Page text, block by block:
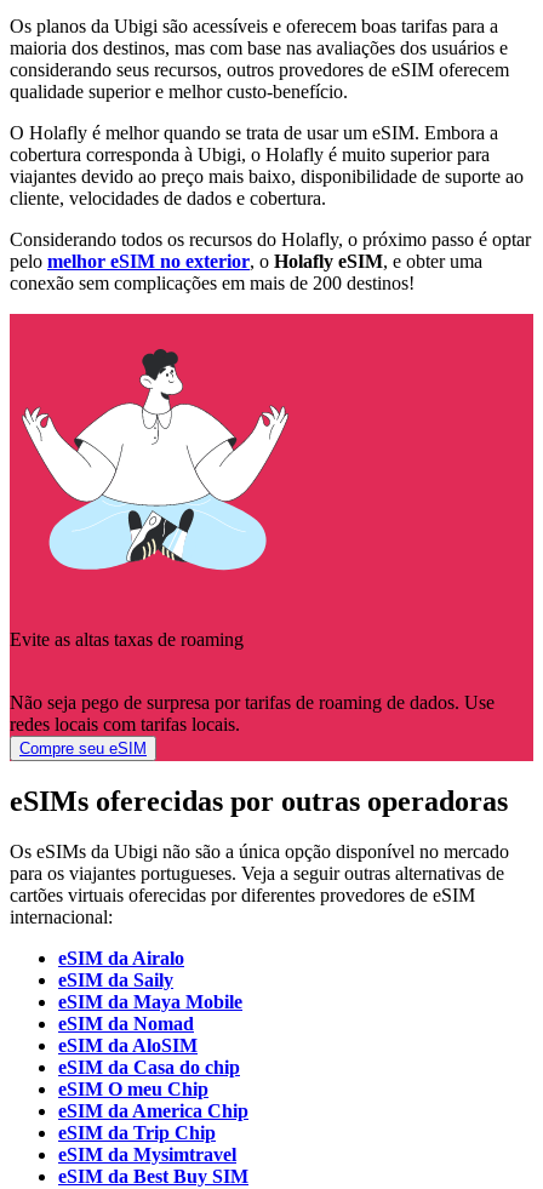
Os planos da Ubigi são acessíveis e oferecem boas tarifas para a
maioria dos destinos, mas com base nas avaliações dos usuários e
considerando seus recursos, outros provedores de eSIM oferecem
qualidade superior e melhor custo-benefício.
O Holafly é melhor quando se trata de usar um eSIM. Embora a
cobertura corresponda à Ubigi, o Holafly é muito superior para
viajantes devido ao preço mais baixo, disponibilidade de suporte ao
cliente, velocidades de dados e cobertura.
Considerando todos os recursos do Holafly, o próximo passo é optar
pelo melhor eSIM no exterior, o Holafly eSIM, e obter uma
conexão sem complicações em mais de 200 destinos!
Evite as altas taxas de roaming
Não seja pego de surpresa por tarifas de roaming de dados. Use
redes locais com tarifas locais.
Compre seu eSIM
eSIMs oferecidas por outras operadoras
Os eSIMs da Ubigi não são a única opção disponível no mercado
para os viajantes portugueses. Veja a seguir outras alternativas de
cartões virtuais oferecidas por diferentes provedores de eSIM
internacional:
eSIM da Airalo
eSIM da Saily
eSIM da Maya Mobile
eSIM da Nomad
eSIM da AloSIM
eSIM da Casa do chip
eSIM O meu Chip
eSIM da America Chip
eSIM da Trip Chip
eSIM da Mysimtravel
eSIM da Best Buy SIM